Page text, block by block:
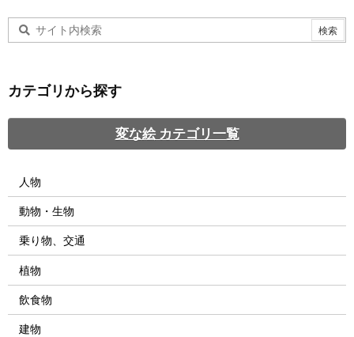
カテゴリから探す
変な絵 カテゴリ一覧
人物
動物・生物
乗り物、交通
植物
飲食物
建物